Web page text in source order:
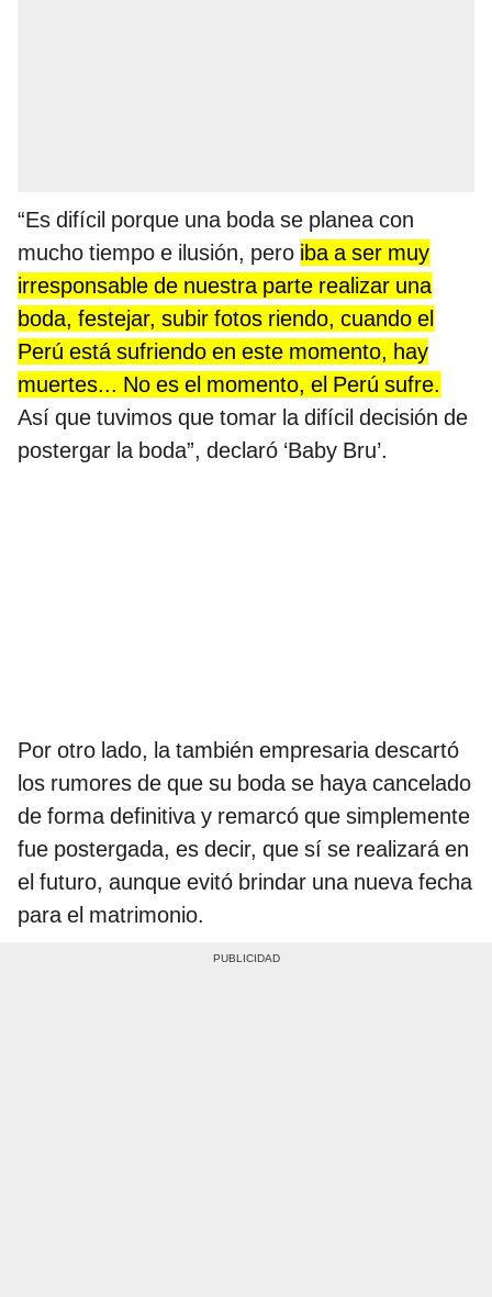
“Es difícil porque una boda se planea con
mucho tiempo e ilusión, pero iba a ser muy
irresponsable de nuestra parte realizar una
boda, festejar, subir fotos riendo, cuando el
Perú está sufriendo en este momento, hay
muertes... No es el momento, el Perú sufre.
Así que tuvimos que tomar la difícil decisión de
postergar la boda”, declaró ‘Baby Bru’.
Por otro lado, la también empresaria descartó
los rumores de que su boda se haya cancelado
de forma definitiva y remarcó que simplemente
fue postergada, es decir, que sí se realizará en
el futuro, aunque evitó brindar una nueva fecha
para el matrimonio.